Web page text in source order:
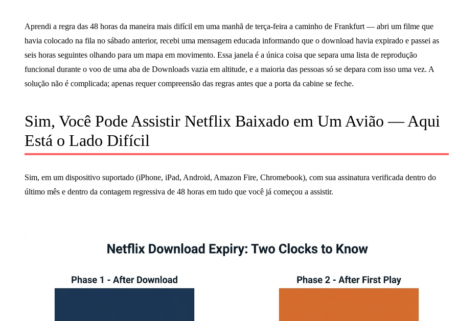
Aprendi a regra das 48 horas da maneira mais difícil em uma manhã de terça-feira a caminho de Frankfurt — abri um filme que
havia colocado na fila no sábado anterior, recebi uma mensagem educada informando que o download havia expirado e passei as
seis horas seguintes olhando para um mapa em movimento. Essa janela é a única coisa que separa uma lista de reprodução
funcional durante o voo de uma aba de Downloads vazia em altitude, e a maioria das pessoas só se depara com isso uma vez. A
solução não é complicada; apenas requer compreensão das regras antes que a porta da cabine se feche.
Sim, Você Pode Assistir Netflix Baixado em Um Avião — Aqui
Está o Lado Difícil
Sim, em um dispositivo suportado (iPhone, iPad, Android, Amazon Fire, Chromebook), com sua assinatura verificada dentro do
último mês e dentro da contagem regressiva de 48 horas em tudo que você já começou a assistir.